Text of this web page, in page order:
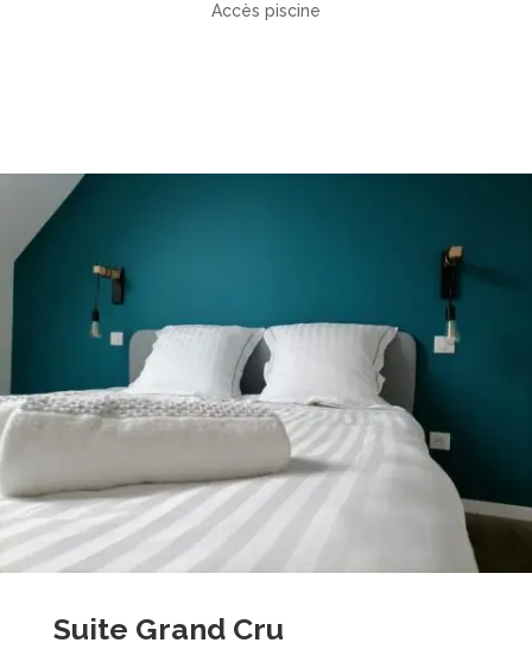
Accès piscine
Suite Grand Cru